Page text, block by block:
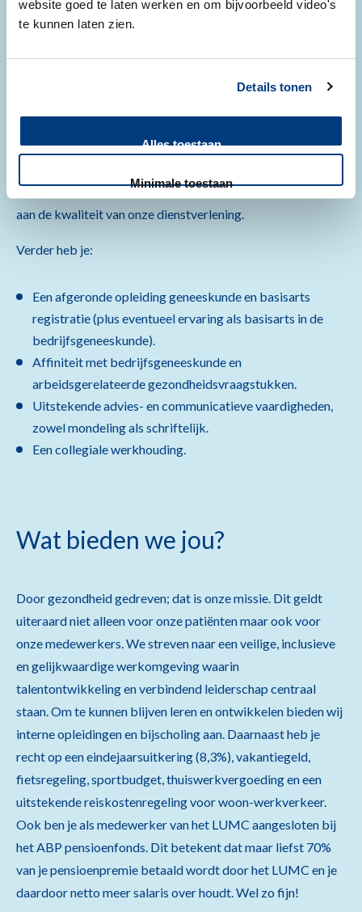
website goed te laten werken en om bijvoorbeeld video's
te kunnen laten zien.
Details tonen
Alles toestaan
Minimale toestaan
Je toont een sterke motivatie om je te ontwikkelen in het
vakgebied bedrijfsgeneeskunde. Je hebt affiniteit met de
academische wereld of curatieve zorg. Je ondersteunt de
voorlichting op dit vlak. Je communiceert en werkt effectief
reflecteert kritisch op je eigen handelen en draagt direct bij
aan de kwaliteit van onze dienstverlening.
Verder heb je:
Een afgeronde opleiding geneeskunde en basisarts
registratie (plus eventueel ervaring als basisarts in de
bedrijfsgeneeskunde).
Affiniteit met bedrijfsgeneeskunde en
arbeidsgerelateerde gezondheidsvraagstukken.
Uitstekende advies- en communicatieve vaardigheden,
zowel mondeling als schriftelijk.
Een collegiale werkhouding.
Wat bieden we jou?
Door gezondheid gedreven; dat is onze missie. Dit geldt
uiteraard niet alleen voor onze patiënten maar ook voor
onze medewerkers. We streven naar een veilige, inclusieve
en gelijkwaardige werkomgeving waarin
talentontwikkeling en verbindend leiderschap centraal
staan. Om te kunnen blijven leren en ontwikkelen bieden wij
interne opleidingen en bijscholing aan. Daarnaast heb je
recht op een eindejaarsuitkering (8,3%), vakantiegeld,
fietsregeling, sportbudget, thuiswerkvergoeding en een
uitstekende reiskostenregeling voor woon-werkverkeer.
Ook ben je als medewerker van het LUMC aangesloten bij
het ABP pensioenfonds. Dit betekent dat maar liefst 70%
van je pensioenpremie betaald wordt door het LUMC en je
daardoor netto meer salaris over houdt. Wel zo fijn!